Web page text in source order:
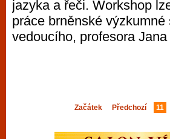
jazyka a řeči. Workshop
práce brněnské
vedoucího, profesora
Začátek Předchozí 11